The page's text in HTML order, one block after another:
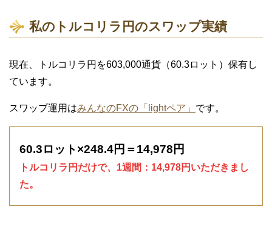
私のトルコリラ円のスワップ実績
現在、トルコリラ円を603,000通貨（60.3ロット）保有し
ています。
スワップ運用はみんなのFXの「lightペア」 です。
60.3ロット×248.4円＝14,978円
トルコリラ円だけで、1週間：14,978円いただきまし
た。